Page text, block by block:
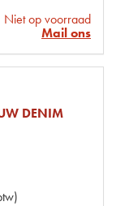
Niet op voorraad
Mail ons
DENIM